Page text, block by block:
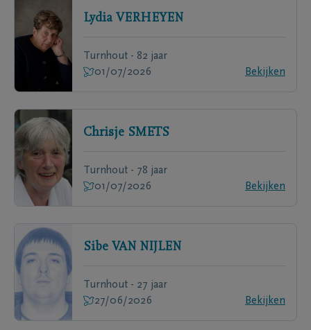
Lydia VERHEYEN
Turnhout - 82 jaar
01/07/2026
Bekijken
Chrisje SMETS
Turnhout - 78 jaar
01/07/2026
Bekijken
Sibe VAN NIJLEN
Turnhout - 27 jaar
27/06/2026
Bekijken